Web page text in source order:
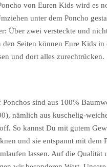
von Euren Kids wird es
unter dem Poncho
Über zwei versteckte und
Seiten können Eure Kids in
und dort alles zurechtrücken.
Ponchos sind aus 100%
nämlich aus kuschelig-
So kannst Du mit gutem
und sie entspannt mit dem
lassen. Auf die Qualität